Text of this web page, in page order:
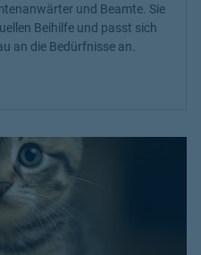
und Beamte. Sie
Beihilfe und passt sich
an die Bedürfnisse an.
New Tab